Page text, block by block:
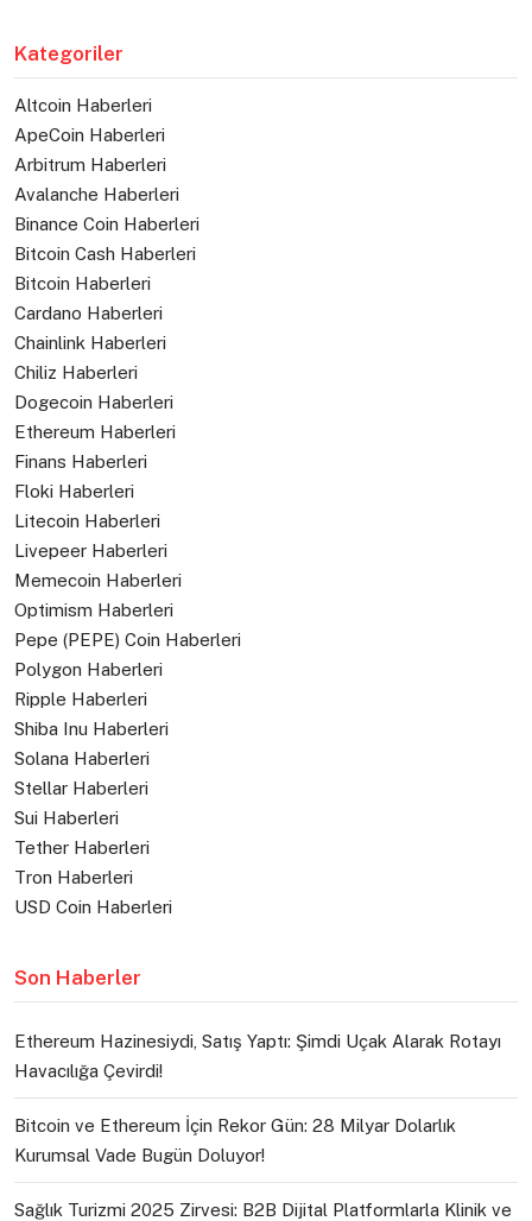
Kategoriler
Altcoin Haberleri
ApeCoin Haberleri
Arbitrum Haberleri
Avalanche Haberleri
Binance Coin Haberleri
Bitcoin Cash Haberleri
Bitcoin Haberleri
Cardano Haberleri
Chainlink Haberleri
Chiliz Haberleri
Dogecoin Haberleri
Ethereum Haberleri
Finans Haberleri
Floki Haberleri
Litecoin Haberleri
Livepeer Haberleri
Memecoin Haberleri
Optimism Haberleri
Pepe (PEPE) Coin Haberleri
Polygon Haberleri
Ripple Haberleri
Shiba Inu Haberleri
Solana Haberleri
Stellar Haberleri
Sui Haberleri
Tether Haberleri
Tron Haberleri
USD Coin Haberleri
Son Haberler
Ethereum Hazinesiydi, Satış Yaptı: Şimdi Uçak Alarak Rotayı
Havacılığa Çevirdi!
Bitcoin ve Ethereum İçin Rekor Gün: 28 Milyar Dolarlık
Kurumsal Vade Bugün Doluyor!
Sağlık Turizmi 2025 Zirvesi: B2B Dijital Platformlarla Klinik ve